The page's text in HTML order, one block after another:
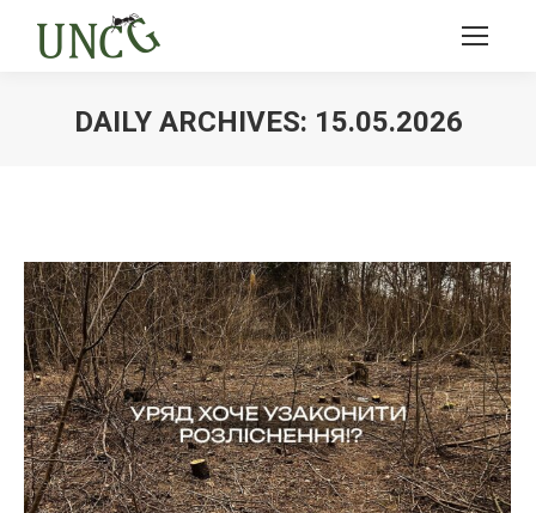
DAILY ARCHIVES: 15.05.2026